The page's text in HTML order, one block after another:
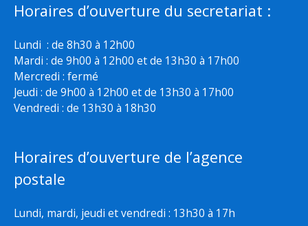
Horaires d’ouverture du secretariat :
Lundi : de 8h30 à 12h00
Mardi : de 9h00 à 12h00 et de 13h30 à 17h00
Mercredi : fermé
Jeudi : de 9h00 à 12h00 et de 13h30 à 17h00
Vendredi : de 13h30 à 18h30
Horaires d’ouverture de l’agence
postale
Lundi, mardi, jeudi et vendredi : 13h30 à 17h